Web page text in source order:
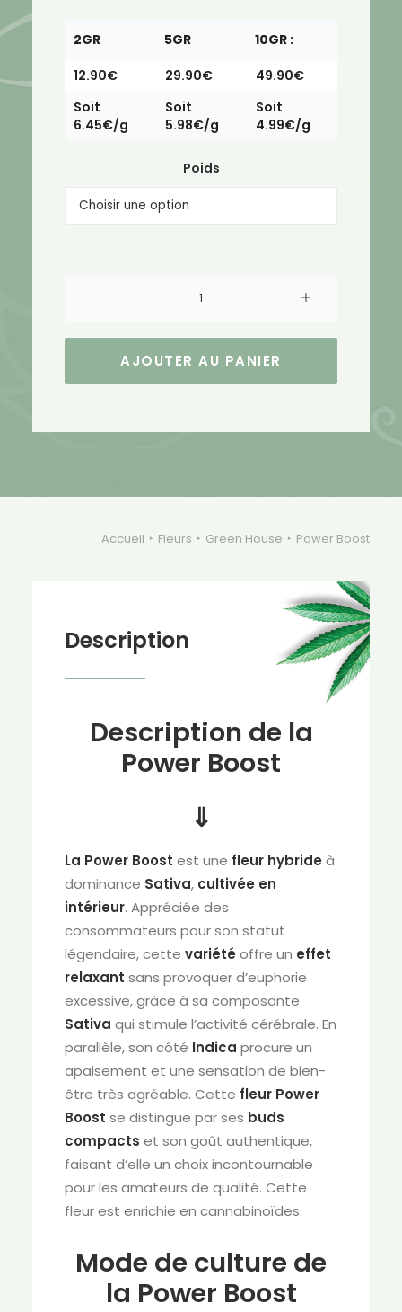
2GR 5GR
10GR :
12.90€
29.90€
49.90€
Soit
6.45€/g
Soit
5.98€/g
Soit
4.99€/g
Poids
de
AJOUTER AU PANIER
Accueil Fleurs Green House Power Boost
Description
Description de la
Power Boost
⇓
La Power Boost est une fleur hybride à
dominance Sativa, cultivée en
intérieur. Appréciée des
consommateurs pour son statut
légendaire, cette variété offre un effet
relaxant sans provoquer d’euphorie
excessive, grâce à sa composante
Sativa qui stimule l’activité cérébrale. En
parallèle, son côté Indica procure un
apaisement et une sensation de bien-
être très agréable. Cette fleur Power
Boost se distingue par ses buds
compacts et son goût authentique,
faisant d’elle un choix incontournable
pour les amateurs de qualité. Cette
fleur est enrichie en cannabinoïdes.
Mode de culture de
la Power Boost